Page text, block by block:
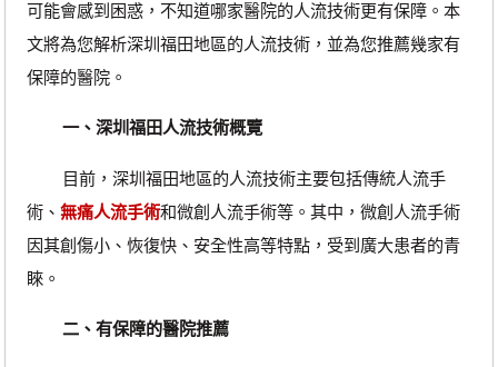
可能會感到困惑，不知道哪家醫院的人流技術更有保障。本
文將為您解析深圳福田地區的人流技術，並為您推薦幾家有
保障的醫院。
一、深圳福田人流技術概覽
目前，深圳福田地區的人流技術主要包括傳統人流手
術、 無痛人流手術和微創人流手術等。其中，微創人流手術
因其創傷小、恢復快、安全性高等特點，受到廣大患者的青
睞。
二、有保障的醫院推薦